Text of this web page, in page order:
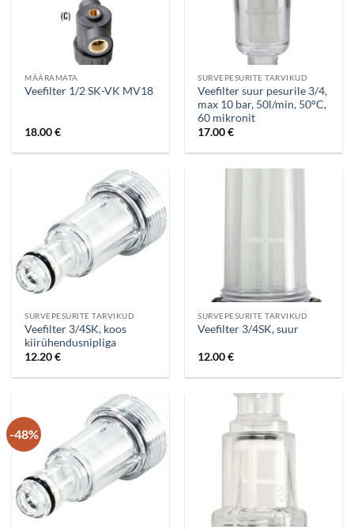
MÄÄRAMATA
Veefilter 1/2 SK-VK MV18
18.00€
SURVEPESURITE TARVIKUD
Veefilter suur pesurile 3/4,
max 10 bar, 50l/min, 50°C,
60 mikronit
17.00€
SURVEPESURITE TARVIKUD
Veefilter 3/4SK, koos
kiirühendusnipliga
12.20€
SURVEPESURITE TARVIKUD
Veefilter 3/4SK, suur
12.00€
-48%